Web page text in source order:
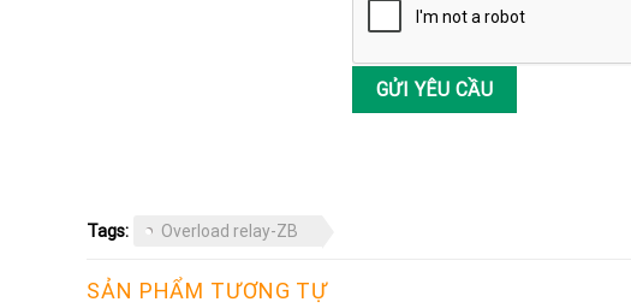
Tags: Overload relay-ZB
SẢN PHẨM TƯƠNG TỰ